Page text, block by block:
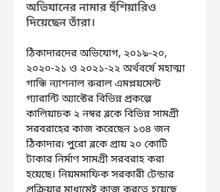
অভিযানের নামার হুঁশিয়ারিও
দিয়েছেন তাঁরা।
ঠিকাদারদের অভিযোগ, ২০১৯-২০,
২০২০-২১ ও ২০২১-২২ অর্থবর্ষে মহাত্মা
গান্ধি ন্যাশনাল রুরাল এমপ্লয়মেন্ট
গ্যারান্টি অ্যাক্টের বিভিন্ন প্রকল্পে
কালিয়াচক ২ নম্বর ব্লকে বিভিন্ন সামগ্রী
সরবরাহের কাজ করেছেন ১৩৪ জন
ঠিকাদার৷ পুরো ব্লকে প্রায় ২০ কোটি
টাকার নির্মাণ সামগ্রী সরবরাহ করা
হয়েছে। নিয়মমাফিক সরকারী টেন্ডার